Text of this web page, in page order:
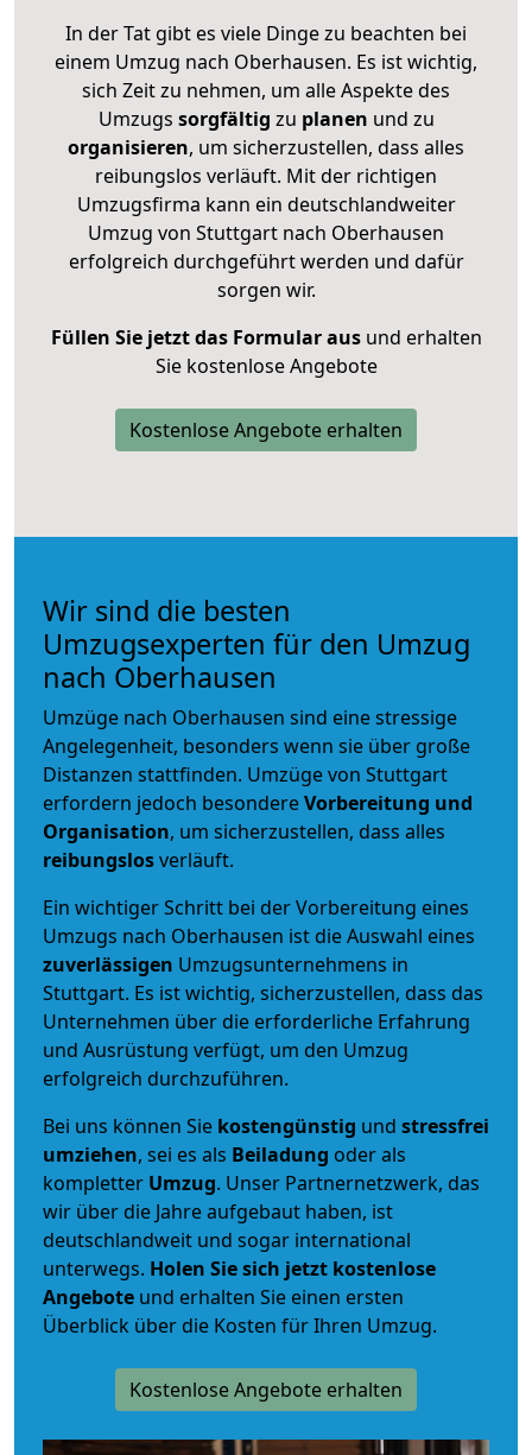
In der Tat gibt es viele Dinge zu beachten bei
einem Umzug nach Oberhausen. Es ist wichtig,
sich Zeit zu nehmen, um alle Aspekte des
Umzugs sorgfältig zu planen und zu
organisieren, um sicherzustellen, dass alles
reibungslos verläuft. Mit der richtigen
Umzugsfirma kann ein deutschlandweiter
Umzug von Stuttgart nach Oberhausen
erfolgreich durchgeführt werden und dafür
sorgen wir.
Füllen Sie jetzt das Formular ausund erhalten
Sie kostenlose Angebote
Kostenlose Angebote erhalten
Wir sind die besten
Umzugsexperten für den Umzug
nach Oberhausen
Umzüge nach Oberhausen sind eine stressige
Angelegenheit, besonders wenn sie über große
Distanzen stattfinden. Umzüge von Stuttgart
erfordern jedoch besondereVorbereitung und
Organisation, um sicherzustellen, dass alles
reibungslosverläuft.
Ein wichtiger Schritt bei der Vorbereitung eines
Umzugs nach Oberhausen ist die Auswahl eines
zuverlässigen Umzugsunternehmens in
Stuttgart. Es ist wichtig, sicherzustellen, dass das
Unternehmen über die erforderliche Erfahrung
und Ausrüstung verfügt, um den Umzug
erfolgreich durchzuführen.
Bei uns können Sie kostengünstig und stressfrei
umziehen, sei es als Beiladung oder als
kompletter Umzug. Unser Partnernetzwerk, das
wir über die Jahre aufgebaut haben, ist
deutschlandweit und sogar international
unterwegs. Holen Sie sich jetzt kostenlose
Angebote und erhalten Sie einen ersten
Überblick über die Kosten für Ihren Umzug.
Kostenlose Angebote erhalten